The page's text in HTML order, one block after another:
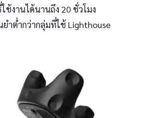
ช้งานได้นานถึง 20 ชั่วโมง
ำต่ำกว่ากลุ่มที่ใช้ Lighthouse